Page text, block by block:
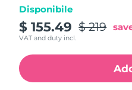
Disponibile
$ 155.49 $ 219
VAT and duty incl.